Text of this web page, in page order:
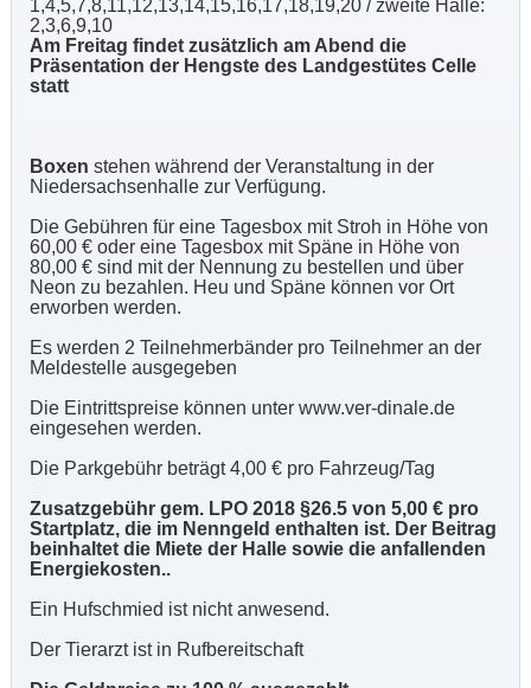
1,4,5,7,8,11,12,13,14,15,16,17,18,19,20 / zweite Halle:
2,3,6,9,10
Am Freitag findet zusätzlich am Abend die
Präsentation der Hengste des Landgestütes Celle
statt
Boxen stehen während der Veranstaltung in der
Niedersachsenhalle zur Verfügung.
Die Gebühren für eine Tagesbox mit Stroh in Höhe von
60,00 € oder eine Tagesbox mit Späne in Höhe von
80,00 € sind mit der Nennung zu bestellen und über
Neon zu bezahlen. Heu und Späne können vor Ort
erworben werden.
Es werden 2 Teilnehmerbänder pro Teilnehmer an der
Meldestelle ausgegeben
Die Eintrittspreise können unter www.ver-dinale.de
eingesehen werden.
Die Parkgebühr beträgt 4,00 € pro Fahrzeug/Tag
Zusatzgebühr gem. LPO 2018 §26.5 von 5,00 € pro
Startplatz, die im Nenngeld enthalten ist. Der Beitrag
beinhaltet die Miete der Halle sowie die anfallenden
Energiekosten..
Ein Hufschmied ist nicht anwesend.
Der Tierarzt ist in Rufbereitschaft